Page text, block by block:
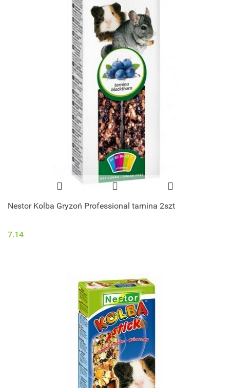
Nestor Kolba Gryzoń Professional tarnina 2szt
7.14